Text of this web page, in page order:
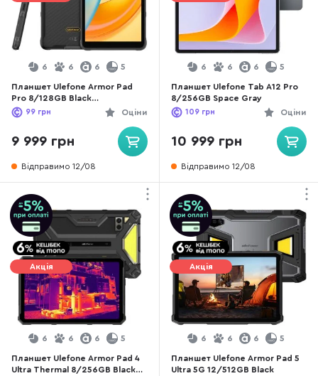
6 6 6 5
Планшет Ulefone Armor Pad
Pro 8/128GB Black
(6937748736073)
Оціни
99 грн
9 999 грн
Відправимо 12/08
6 6 6 5
Планшет Ulefone Tab A12 Pro
8/256GB Space Gray
Оціни
109 грн
10 999 грн
Відправимо 12/08
Акція
6 6 6 5
Планшет Ulefone Armor Pad 4
Ultra Thermal 8/256GB Black
Акція
6 6 6 5
Планшет Ulefone Armor Pad 5
Ultra 5G 12/512GB Black